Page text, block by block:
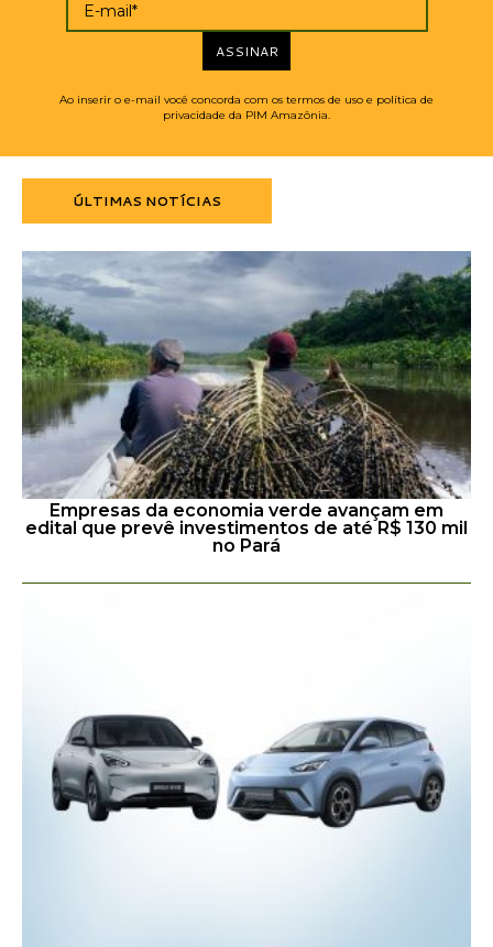
E-mail*
ASSINAR
Ao inserir o e-mail você concorda com os termos de uso e política de
privacidade da PIM Amazônia.
ÚLTIMAS NOTÍCIAS
Empresas da economia verde avançam em
edital que prevê investimentos de até R$ 130 mil
no Pará